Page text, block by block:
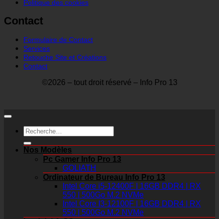
Politique des cookies
Contact
Formulaire de Contact
Services
Retouche Site et Créations
Contact
©2026 – tout droit réservé – Info Pro 13
Recherche
pour :
Nos Modèles
Pc Gamer Info Pro 13
GOLIATH
Ordinateur de Bureau Info Pro 13
Intel Core i5-12400F | 16GB DDR4 | RX
550 | 500Go M.2 NVMe
Intel Core I3-12100F | 16GB DDR4 | RX
550 | 500Go M.2 NVMe